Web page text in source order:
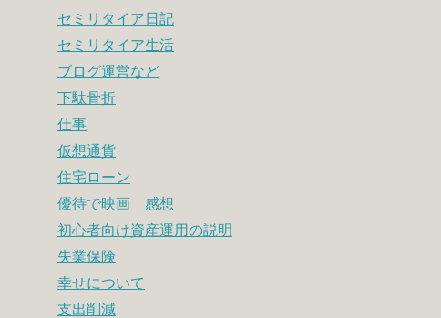
セミリタイア日記
セミリタイア生活
ブログ運営など
下駄骨折
仕事
仮想通貨
住宅ローン
優待で映画 感想
初心者向け資産運用の説明
失業保険
幸せについて
支出削減